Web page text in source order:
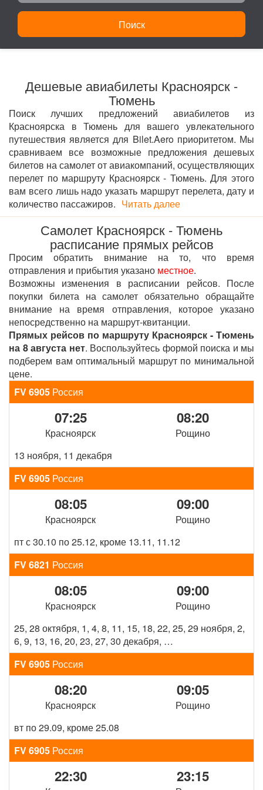
Поиск
Дешевые авиабилеты Красноярск -
Тюмень
Поиск лучших предложений авиабилетов из
Красноярска в Тюмень для вашего увлекательного
путешествия является для Bilet.Aero приоритетом. Мы
сравниваем все возможные предложения дешевых
билетов на самолет от авиакомпаний, осуществляющих
перелет по маршруту Красноярск - Тюмень. Для этого
вам всего лишь надо указать маршрут перелета, дату и
количество пассажиров. Читать далее
Самолет Красноярск - Тюмень
расписание прямых рейсов
Просим обратить внимание на то, что время
отправления и прибытия указано местное.
Возможны изменения в расписании рейсов. После
покупки билета на самолет обязательно обращайте
внимание на время отправления, которое указано
непосредственно на маршрут-квитанции.
Прямых рейсов по маршруту Красноярск - Тюмень
на 8 августа нет. Воспользуйтесь формой поиска и мы
подберем вам оптимальный маршрут по минимальной
цене.
FV 6905 Россия
07:25
Красноярск
08:20
Рощино
13 ноября, 11 декабря
FV 6905 Россия
08:05
Красноярск
09:00
Рощино
пт с 30.10 по 25.12, кроме 13.11, 11.12
FV 6821 Россия
08:05
Красноярск
09:00
Рощино
25, 28 октября, 1, 4, 8, 11, 15, 18, 22, 25, 29 ноября, 2,
6, 9, 13, 16, 20, 23, 27, 30 декабря, …
FV 6905 Россия
08:20
Красноярск
09:05
Рощино
вт по 29.09, кроме 25.08
FV 6905 Россия
22:30 23:15